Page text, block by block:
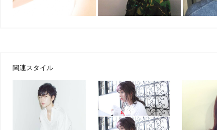
関連スタイル